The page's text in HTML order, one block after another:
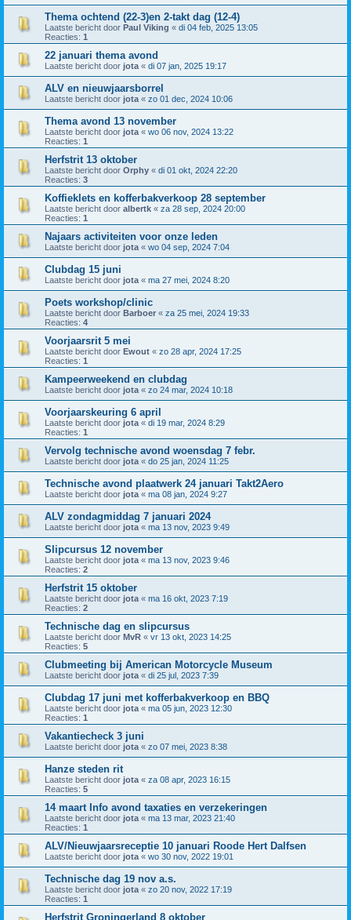
Thema ochtend (22-3)en 2-takt dag (12-4)
Laatste bericht door Paul Viking « di 04 feb, 2025 13:05
Reacties: 1
22 januari thema avond
Laatste bericht door jota « di 07 jan, 2025 19:17
ALV en nieuwjaarsborrel
Laatste bericht door jota « zo 01 dec, 2024 10:06
Thema avond 13 november
Laatste bericht door jota « wo 06 nov, 2024 13:22
Reacties: 1
Herfstrit 13 oktober
Laatste bericht door Orphy « di 01 okt, 2024 22:20
Reacties: 3
Koffieklets en kofferbakverkoop 28 september
Laatste bericht door albertk « za 28 sep, 2024 20:00
Reacties: 1
Najaars activiteiten voor onze leden
Laatste bericht door jota « wo 04 sep, 2024 7:04
Clubdag 15 juni
Laatste bericht door jota « ma 27 mei, 2024 8:20
Poets workshop/clinic
Laatste bericht door Barboer « za 25 mei, 2024 19:33
Reacties: 4
Voorjaarsrit 5 mei
Laatste bericht door Ewout « zo 28 apr, 2024 17:25
Reacties: 1
Kampeerweekend en clubdag
Laatste bericht door jota « zo 24 mar, 2024 10:18
Voorjaarskeuring 6 april
Laatste bericht door jota « di 19 mar, 2024 8:29
Reacties: 1
Vervolg technische avond woensdag 7 febr.
Laatste bericht door jota « do 25 jan, 2024 11:25
Technische avond plaatwerk 24 januari Takt2Aero
Laatste bericht door jota « ma 08 jan, 2024 9:27
ALV zondagmiddag 7 januari 2024
Laatste bericht door jota « ma 13 nov, 2023 9:49
Slipcursus 12 november
Laatste bericht door jota « ma 13 nov, 2023 9:46
Reacties: 2
Herfstrit 15 oktober
Laatste bericht door jota « ma 16 okt, 2023 7:19
Reacties: 2
Technische dag en slipcursus
Laatste bericht door MvR « vr 13 okt, 2023 14:25
Reacties: 5
Clubmeeting bij American Motorcycle Museum
Laatste bericht door jota « di 25 jul, 2023 7:39
Clubdag 17 juni met kofferbakverkoop en BBQ
Laatste bericht door jota « ma 05 jun, 2023 12:30
Reacties: 1
Vakantiecheck 3 juni
Laatste bericht door jota « zo 07 mei, 2023 8:38
Hanze steden rit
Laatste bericht door jota « za 08 apr, 2023 16:15
Reacties: 5
14 maart Info avond taxaties en verzekeringen
Laatste bericht door jota « ma 13 mar, 2023 21:40
Reacties: 1
ALV/Nieuwjaarsreceptie 10 januari Roode Hert Dalfsen
Laatste bericht door jota « wo 30 nov, 2022 19:01
Technische dag 19 nov a.s.
Laatste bericht door jota « zo 20 nov, 2022 17:19
Reacties: 1
Herfstrit Groningerland 8 oktober